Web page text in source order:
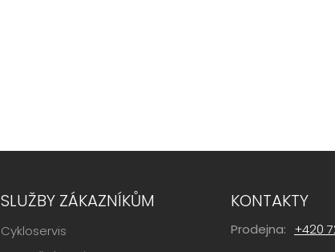
SLUŽBY ZÁKAZNÍKŮM
Cykloservis
KONTAKTY
Prodejna: +420